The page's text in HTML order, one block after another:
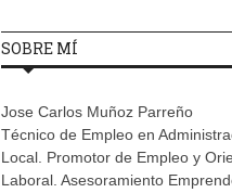
SOBRE MÍ
Jose Carlos Muñoz Parreño
Técnico de Empleo en
Local. Promotor de Empleo y
Laboral. Asesoramiento